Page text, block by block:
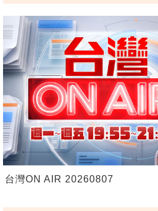
台灣ON AIR 20260807